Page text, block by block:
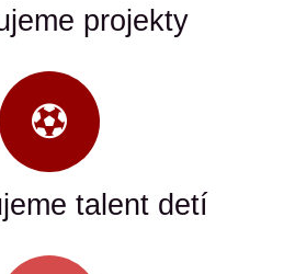
projekty
talent detí